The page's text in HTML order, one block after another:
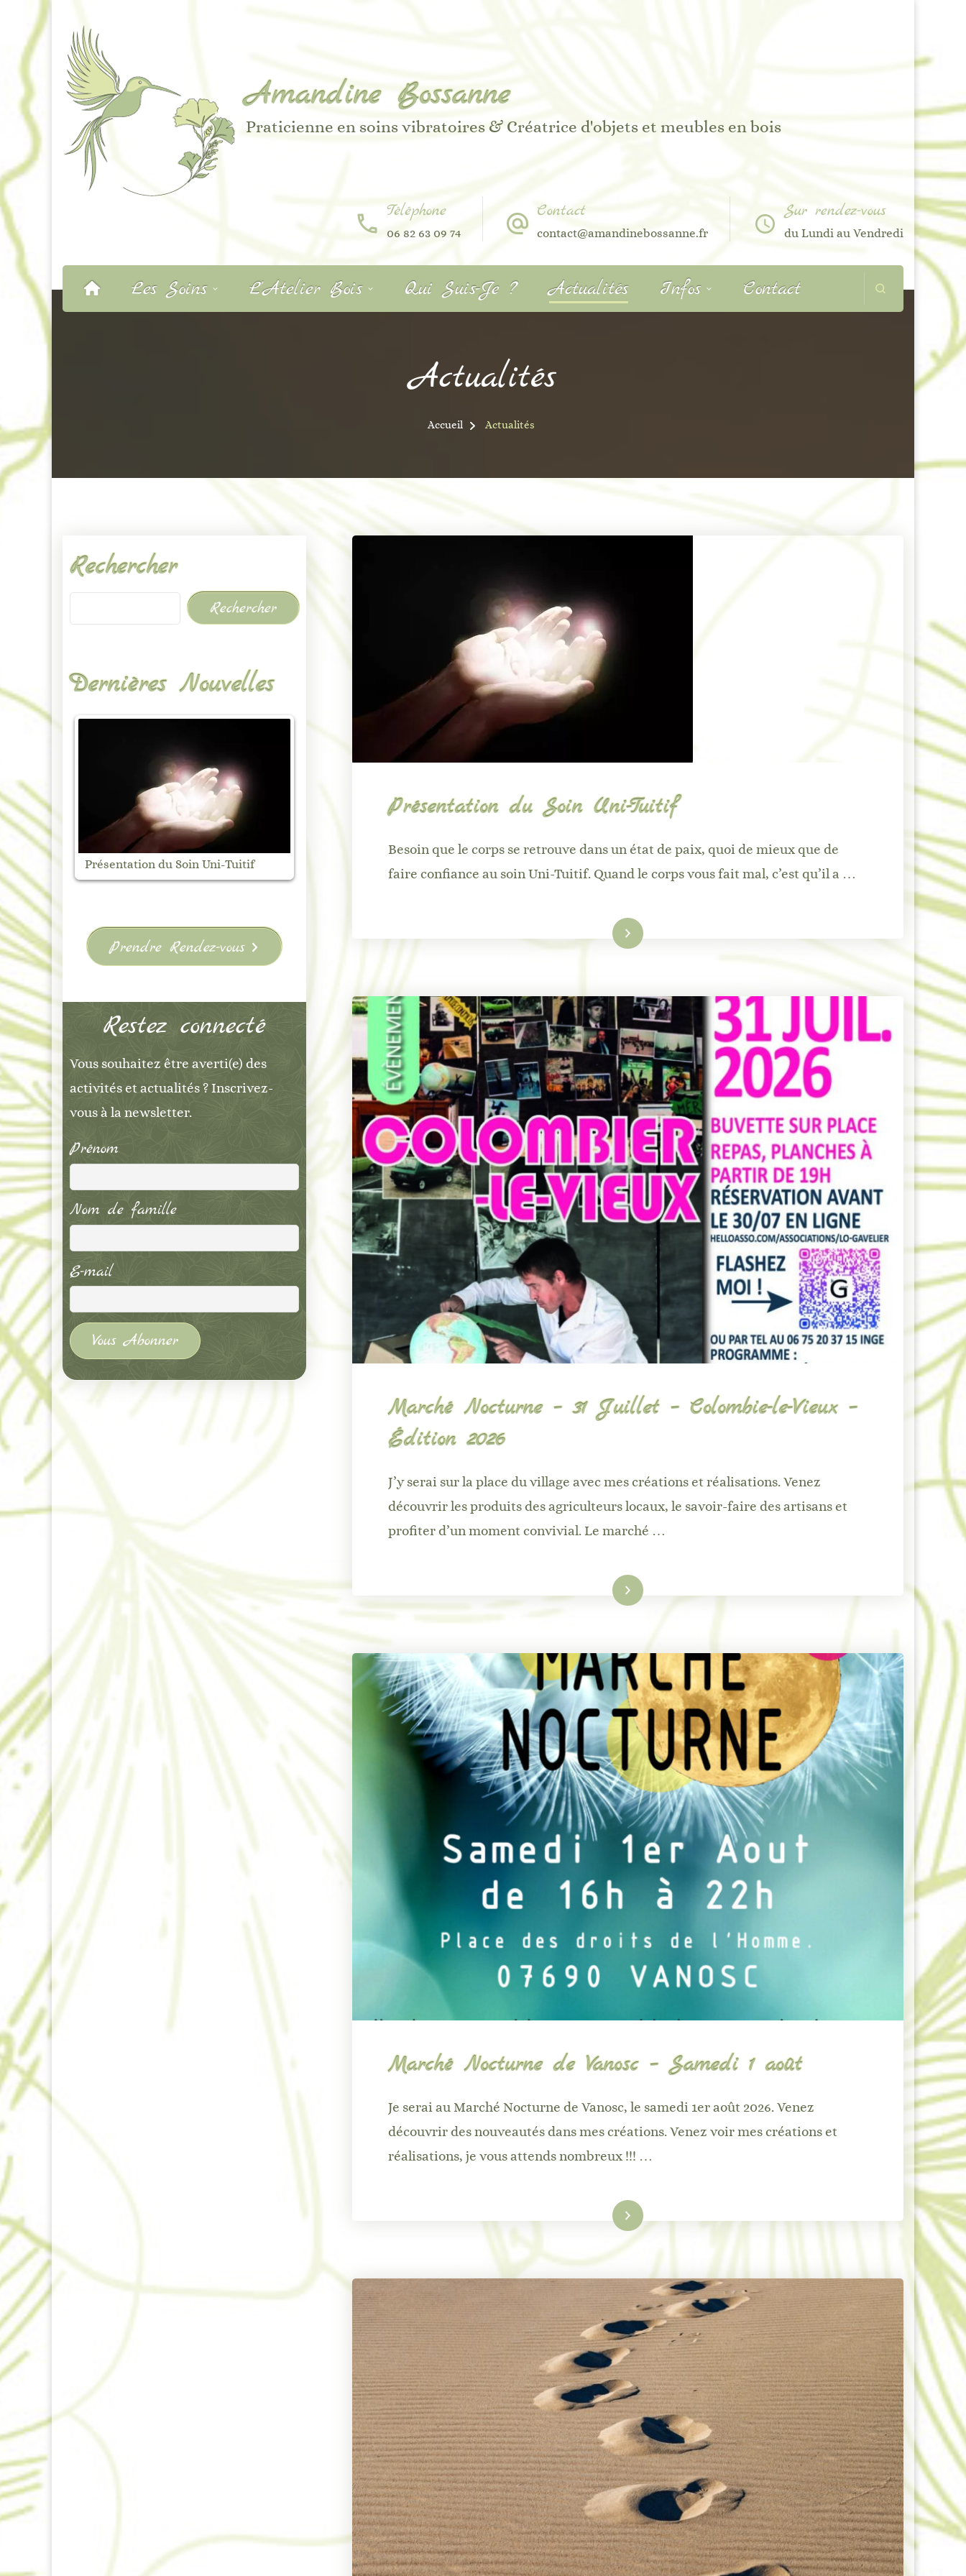
Amandine Bossanne
Praticienne en soins vibratoires & Créatrice d'objets et meubles en bois
Téléphone
06 82 63 09 74
Contact
contact@amandinebossanne.fr
Sur rendez-vous
du Lundi au Vendredi
Les Soins L’Atelier Bois Qui Suis-Je ? Actualités Infos Contact
Actualités
Accueil Actualités
Présentation du Soin Uni-Tuitif
Besoin que le corps se retrouve dans un état de paix, quoi de mieux que de
faire confiance au soin Uni-Tuitif. Quand le corps vous fait mal, c’est qu’il a …
Lire la suite
Marché Nocturne – 31 Juillet – Colombie-le-Vieux –
Édition 2026
J’y serai sur la place du village avec mes créations et réalisations. Venez
découvrir les produits des agriculteurs locaux, le savoir-faire des artisans et
profiter d’un moment convivial. Le marché …
Lire la suite
Marché Nocturne de Vanosc – Samedi 1 août
Je serai au Marché Nocturne de Vanosc, le samedi 1er août 2026. Venez
découvrir des nouveautés dans mes créations. Venez voir mes créations et
réalisations, je vous attends nombreux !!! …
Lire la suite
Rechercher
Rechercher
Dernières Nouvelles
Marché Nocturne de Vanosc –
Samedi 1 août
Marché Nocturne – Colombie-le-
Marché Nocturne – 31 Juillet –
Prendre Rendez-vous
Restez connecté
Vous souhaitez être averti(e) des
activités et actualités ? Inscrivez-
vous à la newsletter.
Prénom
Nom de famille
E-mail